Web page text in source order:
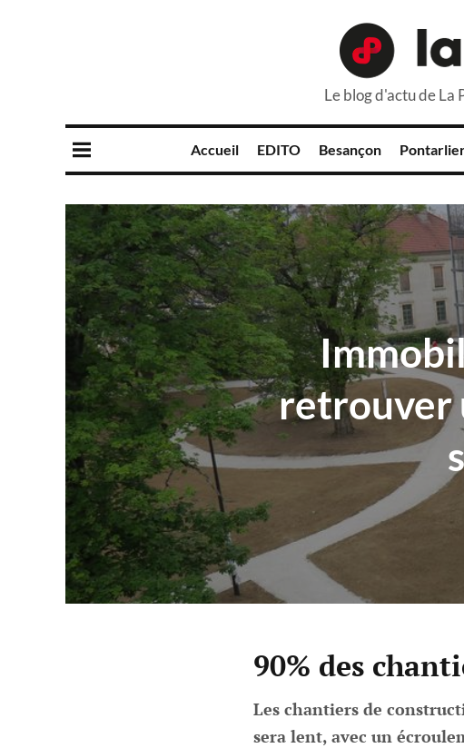
Le blog d'actu de La
Accueil EDITO Besançon
retrouver
90% des
Les chantiers de
sera lent, avec un